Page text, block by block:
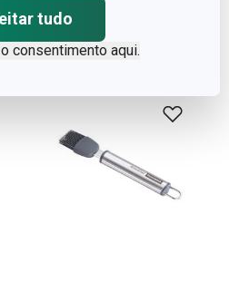
tudo
consentimento aqui.
COMPRAR